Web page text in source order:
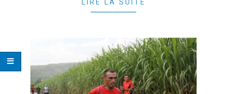
LIRE LA SUITE